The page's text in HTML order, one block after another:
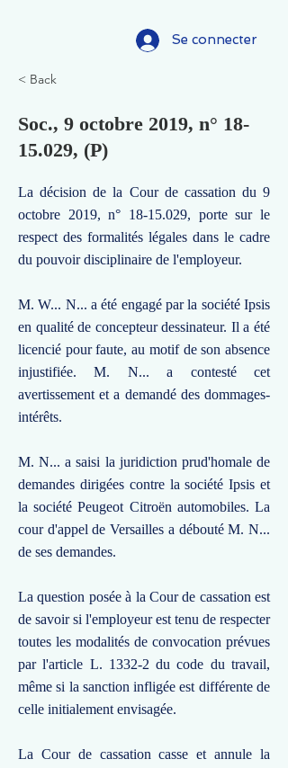
Se connecter
< Back
Soc., 9 octobre 2019, n° 18-
15.029, (P)
La décision de la Cour de cassation du 9
octobre 2019, n° 18-15.029, porte sur le
respect des formalités légales dans le cadre
du pouvoir disciplinaire de l'employeur.
M. W... N... a été engagé par la société Ipsis
en qualité de concepteur dessinateur. Il a été
licencié pour faute, au motif de son absence
injustifiée. M. N... a contesté cet
avertissement et a demandé des dommages-
intérêts.
M. N... a saisi la juridiction prud'homale de
demandes dirigées contre la société Ipsis et
la société Peugeot Citroën automobiles. La
cour d'appel de Versailles a débouté M. N...
de ses demandes.
La question posée à la Cour de cassation est
de savoir si l'employeur est tenu de respecter
toutes les modalités de convocation prévues
par l'article L. 1332-2 du code du travail,
même si la sanction infligée est différente de
celle initialement envisagée.
La Cour de cassation casse et annule la